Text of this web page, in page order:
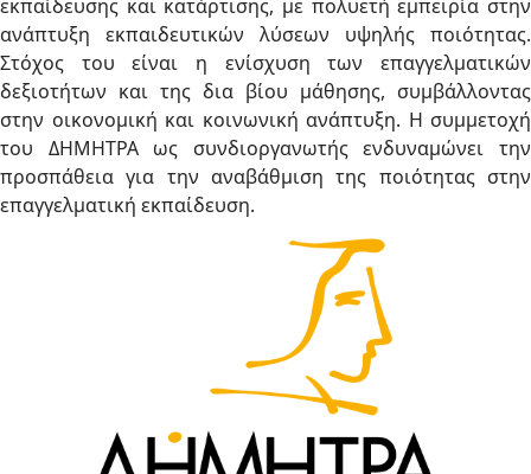
εκπαίδευσης και κατάρτισης, με πολυετή εμπειρία στην
ανάπτυξη εκπαιδευτικών λύσεων υψηλής ποιότητας.
Στόχος του είναι η ενίσχυση των επαγγελματικών
δεξιοτήτων και της δια βίου μάθησης, συμβάλλοντας
στην οικονομική και κοινωνική ανάπτυξη. Η συμμετοχή
του ΔΗΜΗΤΡΑ ως συνδιοργανωτής ενδυναμώνει την
προσπάθεια για την αναβάθμιση της ποιότητας στην
επαγγελματική εκπαίδευση.